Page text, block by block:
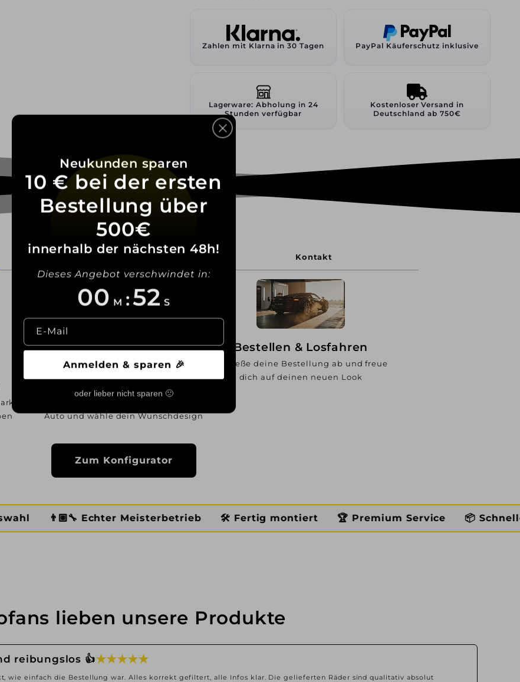
Zahlen mit Klarna in 30 Tagen PayPal Käuferschutz inklusive
Lagerware: Abholung in 24
Stunden verfügbar
Kostenloser Versand in
Deutschland ab 750€
Widerruf Kontakt
Felgen konfigurieren
Auto und wähle dein Wunschdesign
Bestellen & Losfahren
Schließe deine Bestellung ab und freue
dich auf deinen neuen Look
Zum Konfigurator
Echter Meisterbetrieb 🛠️ Fertig montiert 🏆 Premium Service 📦 Schneller Versand
lieben unsere Produkte
reibungslos 👍★ ★ ★ ★ ★
wie einfach die Bestellung war. Alles korrekt gefiltert, alle Infos klar. Die gelieferten Räder sind qualitativ absolut
Neukunden sparen
10 € bei der ersten
Bestellung über
500€
innerhalb der nächsten 48h!
Dieses Angebot verschwindet in:
00 M :50 S
E-Mail
Anmelden & sparen 🎉
oder lieber nicht sparen 🙁